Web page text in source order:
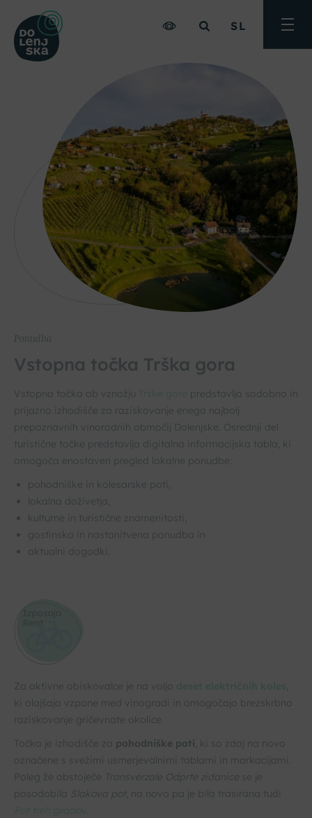
SL
Ponudba
Vstopna točka Trška gora
Vstopna točka ob vznožju
predstavlja sodobno in
prijazno izhodišče za raziskovanje enega najbolj
prepoznavnih vinorodnih območij Dolenjske. Osrednji del
turistične točke predstavlja digitalna informacijska tabla, ki
omogoča enostaven pregled lokalne ponudbe:
pohodniške in kolesarske poti,
lokalna doživetja,
kulturne in turistične znamenitosti,
gostinska in nastanitvena ponudba in
aktualni dogodki.
Za aktivne obiskovalce je na voljo
ki olajšajo vzpone med vinogradi in omogočajo brezskrbno
raziskovanje gričevnate okolice.
Točka je izhodišče za pohodniške poti , ki so zdaj na novo
označene s svežimi usmerjevalnimi tablami in markacijami.
Poleg že obstoječe Transverzale Odprte zidanice se je
posodobila Slakova pot , na novo pa je bila trasirana tudi
.